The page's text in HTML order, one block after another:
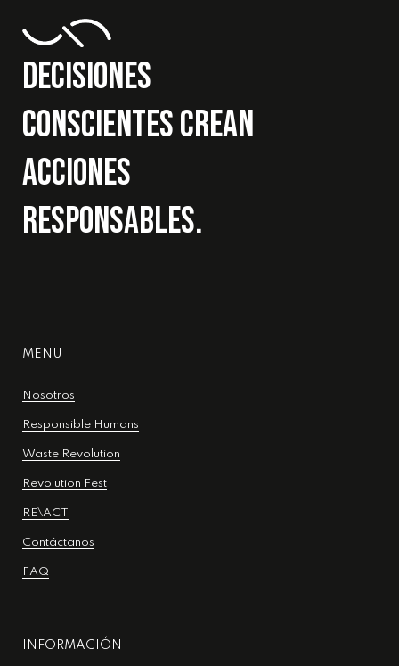
DECISIONES
CONSCIENTES CREAN
ACCIONES
RESPONSABLES.
MENU
Nosotros
Responsible Humans
Waste Revolution
Revolution Fest
RE\ACT
Contáctanos
FAQ
INFORMACIÓN